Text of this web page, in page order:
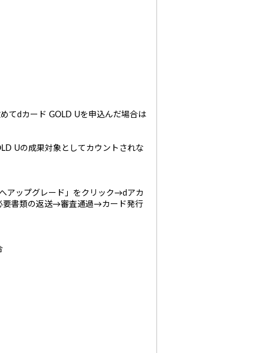
てdカード GOLD Uを申込んだ場合は
Uの成果対象としてカウントされな
アップグレード」をクリック→dアカ
書類の返送→審査通過→カード発行